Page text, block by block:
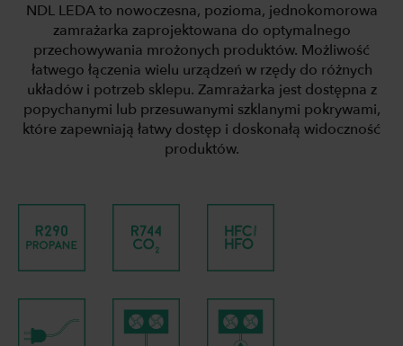
NDL LEDA to nowoczesna, pozioma, jednokomorowa
zamrażarka zaprojektowana do optymalnego
przechowywania mrożonych produktów. Możliwość
łatwego łączenia wielu urządzeń w rzędy do różnych
układów i potrzeb sklepu. Zamrażarka jest dostępna z
popychanymi lub przesuwanymi szklanymi pokrywami,
które zapewniają łatwy dostęp i doskonałą widoczność
produktów.